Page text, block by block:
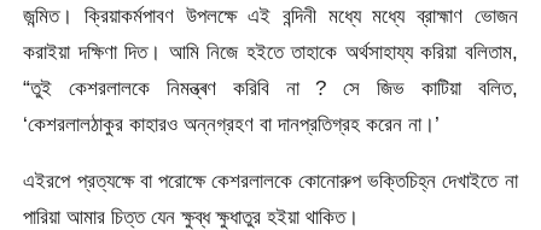
জন্মিত। ক্রিয়াকর্মপাবণ উপলক্ষে এই বন্দিনী মধ্যে মধ্যে ব্রাহ্মাণ ভোজন
করাইয়া দক্ষিণা দিত। আমি নিজে হইতে তাহাকে অর্থসাহায্য করিয়া বলিতাম,
“তুই কেশরলালকে নিমন্ত্ৰণ করিবি না ? সে জিভ কাটিয়া বলিত,
‘কেশরলালঠাকুর কাহারও অন্নগ্রহণ বা দানপ্রতিগ্রহ করেন না।’
এইরপে প্রত্যক্ষে বা পরোক্ষে কেশরলালকে কোনোরুপ ভক্তিচিহ্ন দেখাইতে না
পারিয়া আমার চিত্ত যেন ক্ষুব্ধ ক্ষুধাতুর হইয়া থাকিত।